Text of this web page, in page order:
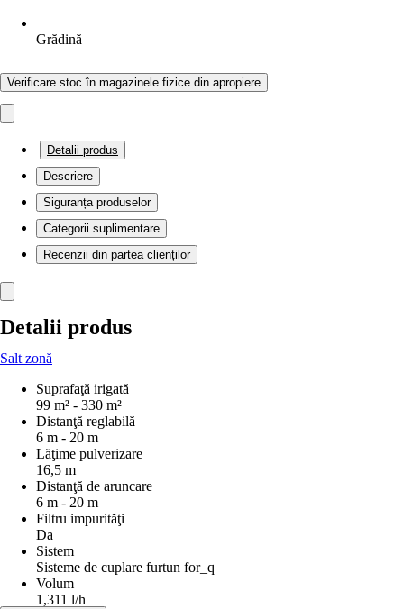
Grădină
Verificare stoc în magazinele fizice din apropiere
Detalii produs
Descriere
Siguranța produselor
Categorii suplimentare
Recenzii din partea clienților
Detalii produs
Salt zonă
Suprafaţă irigată
99 m² - 330 m²
Distanţă reglabilă
6 m - 20 m
Lăţime pulverizare
16,5 m
Distanţă de aruncare
6 m - 20 m
Filtru impurităţi
Da
Sistem
Sisteme de cuplare furtun for_q
Volum
1,311 l/h